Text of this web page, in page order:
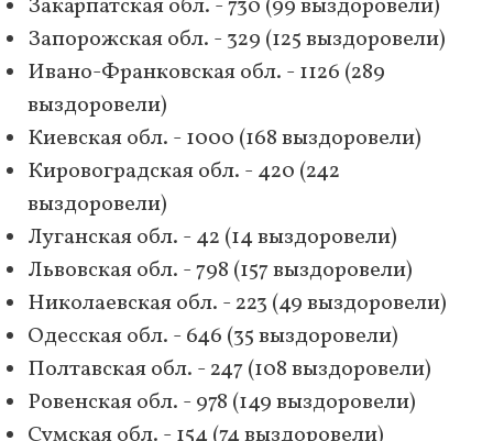
Закарпатская обл. - 730 (99 выздоровели)
Запорожская обл. - 329 (125 выздоровели)
Ивано-Франковская обл. - 1126 (289
выздоровели)
Киевская обл. - 1000 (168 выздоровели)
Кировоградская обл. - 420 (242
выздоровели)
Луганская обл. - 42 (14 выздоровели)
Львовская обл. - 798 (157 выздоровели)
Николаевская обл. - 223 (49 выздоровели)
Одесская обл. - 646 (35 выздоровели)
Полтавская обл. - 247 (108 выздоровели)
Ровенская обл. - 978 (149 выздоровели)